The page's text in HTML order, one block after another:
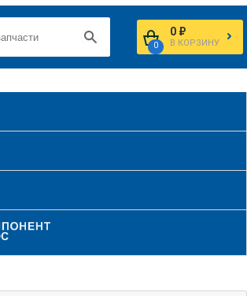
0
0 ₽
В КОРЗИНУ